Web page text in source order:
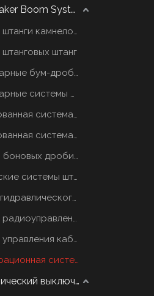
Rockbreaker Boom System
Система штанги камнеломщика
штанг
Стационарные бум-дробилки
Стационарные системы отбойных молотков
Фиксированная система грохотов
Фиксированная система грохотов
Системы боновых дробилок
Статические системы штанговых отбойников
Станция гидравлического масла
Система радиоуправления
Система управления кабиной
Телеоперационная система
Гидравлический выключатель молот